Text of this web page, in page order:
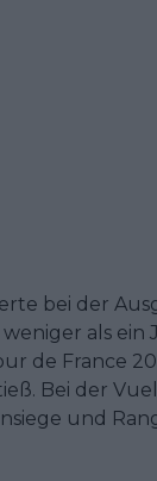
bei der
als ein
de France
Bei der
und